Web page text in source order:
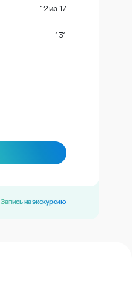
12 из 17
131
Запись на экскурсию